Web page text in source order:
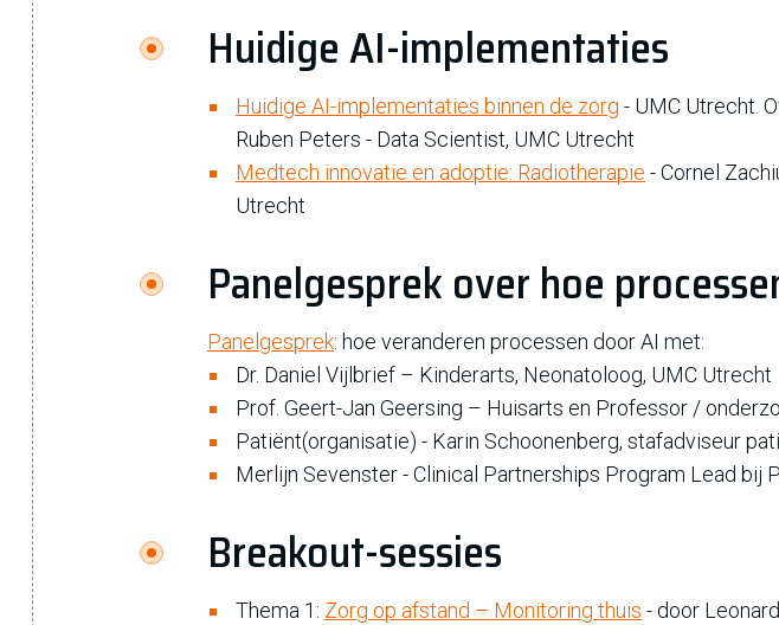
Huidige AI-implementaties
Huidige AI-implementaties binnen de zorg - UMC Utrecht.
Ruben Peters - Data Scientist, UMC Utrecht
Medtech innovatie en adoptie: Radiotherapie - Cornel
Utrecht
Panelgesprek over hoe
Panelgesprek: hoe veranderen processen door AI met:
Dr. Daniel Vijlbrief – Kinderarts, Neonatoloog, UMC Utrecht
Prof. Geert-Jan Geersing – Huisarts en Professor /
Patiënt(organisatie) - Karin Schoonenberg, stafadviseur
Merlijn Sevenster - Clinical Partnerships Program Lead bij
Breakout-sessies
Thema 1: Zorg op afstand – Monitoring thuis - door